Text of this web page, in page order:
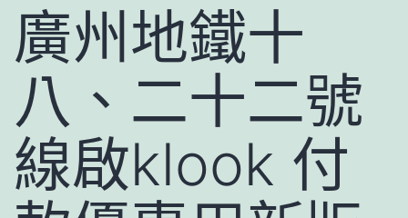
廣州地鐵十
八、二十二號
線啟klook 付